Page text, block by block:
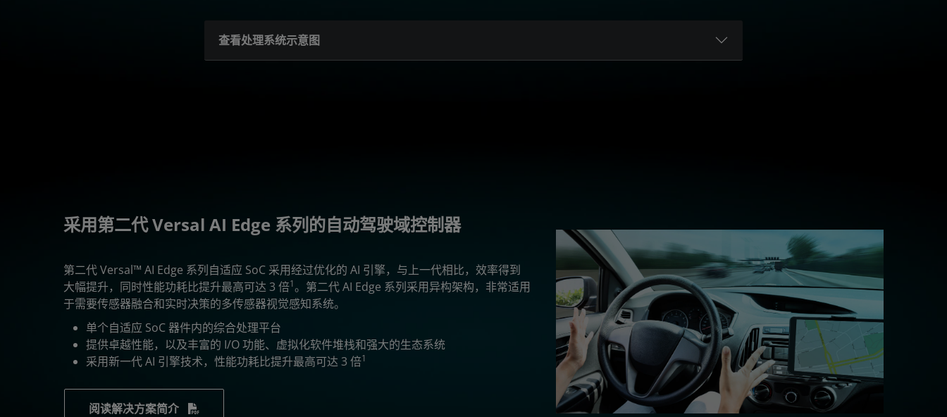
查看处理系统示意图
采用第二代 Versal AI Edge 系列的自动驾驶域控制器
第二代 Versal™ AI Edge 系列自适应 SoC 采用经过优化的 AI 引擎，与上一代相比，效率得到
大幅提升，同时性能功耗比提升最高可达 3 倍1。第二代 AI Edge 系列采用异构架构，非常适用
于需要传感器融合和实时决策的多传感器视觉感知系统。
单个自适应 SoC 器件内的综合处理平台
提供卓越性能，以及丰富的 I/O 功能、虚拟化软件堆栈和强大的生态系统
采用新一代 AI 引擎技术，性能功耗比提升最高可达 3 倍1
阅读解决方案简介